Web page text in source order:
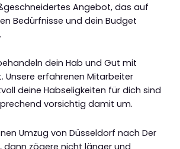
Angebot, das auf
Bedürfnisse und dein Budget
dein Hab und Gut mit
Unsere erfahrenen Mitarbeiter
deine Habseligkeiten für dich sind
vorsichtig damit um.
Umzug von Düsseldorf nach Der
dann zögere nicht länger und